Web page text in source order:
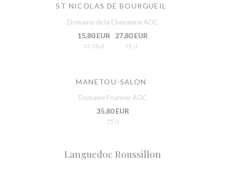
ST NICOLAS DE BOURGUEIL
Domaine de la Chevalerie AOC
15,80 EUR
37.50 cl
27,80 EUR
75 cl
MANETOU-SALON
Domaine Fournier AOC
35,80 EUR
75 cl
Languedoc Roussillon